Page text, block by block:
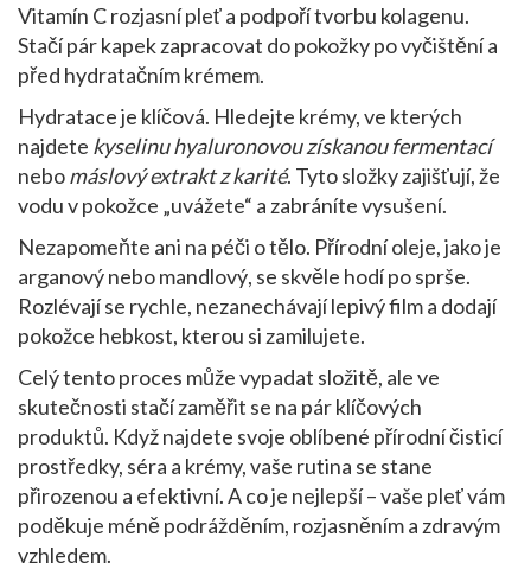
Vitamín C rozjasní pleť a podpoří tvorbu kolagenu.
Stačí pár kapek zapracovat do pokožky po vyčištění a
před hydratačním krémem.
Hydratace je klíčová. Hledejte krémy, ve kterých
najdete kyselinu hyaluronovou získanou fermentací
nebomáslový extrakt z karité. Tyto složky zajišťují, že
vodu v pokožce „uvážete“ a zabráníte vysušení.
Nezapomeňte ani na péči o tělo. Přírodní oleje, jako je
arganový nebo mandlový, se skvěle hodí po sprše.
Rozlévají se rychle, nezanechávají lepivý film a dodají
pokožce hebkost, kterou si zamilujete.
Celý tento proces může vypadat složitě, ale ve
skutečnosti stačí zaměřit se na pár klíčových
produktů. Když najdete svoje oblíbené přírodní čisticí
prostředky, séra a krémy, vaše rutina se stane
přirozenou a efektivní. A co je nejlepší – vaše pleť vám
poděkuje méně podrážděním, rozjasněním a zdravým
vzhledem.